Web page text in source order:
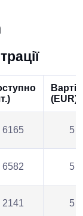
(EUR)
6165 5
6582 5
2141 5